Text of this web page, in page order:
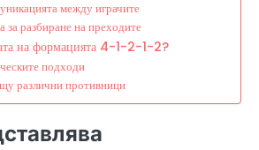
между играчите
за разбиране на преходите
на формацията 4-1-2-1-2?
подходи
различни противници